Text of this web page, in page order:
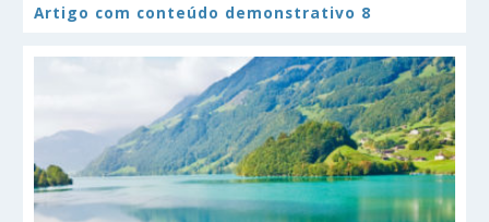
Artigo com conteúdo demonstrativo 8